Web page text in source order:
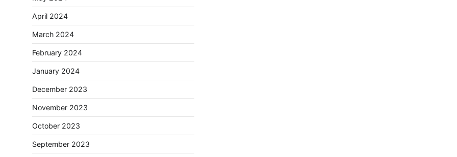
April 2024
March 2024
February 2024
January 2024
December 2023
November 2023
October 2023
September 2023